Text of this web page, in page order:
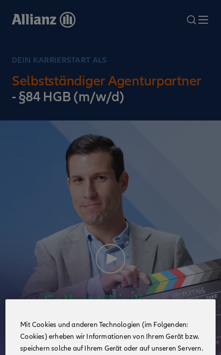
zum
search
DEIN KARRIERSTART ALS
Selbstständiger Agenturpartner
- §84 HGB (m/w/d)
Mit Cookies und anderen Technologien (im Folgenden:
Cookies) erheben wir Informationen von Ihrem Gerät bzw.
speichern solche auf Ihrem Gerät oder auf unseren Servern.